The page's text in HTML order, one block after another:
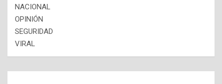
NACIONAL
OPINIÓN
SEGURIDAD
VIRAL